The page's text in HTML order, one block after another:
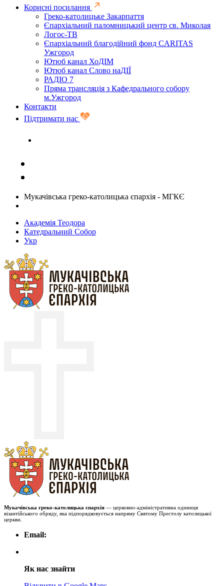
Корисні посилання
Греко-католицьке Закарпаття
Єпархіальний паломницький центр св. Миколая
Логос-ТВ
Єпархіальний благодійний фонд CARITAS
Ужгород
Ютюб канал ХоДІМ
Ютюб канал Слово наДІЇ
РАДІО 7
Пряма трансляція з Кафедрального собору
м.Ужгород
Контакти
Підтримати нас
Мукачівська греко-католицька єпархія - МГКЄ
Академія Теодора
Катедральний Собор
Укр
Мукачівська греко-католицька єпархія — церковно-адміністративна одиниця
візантійського обряду, яка підпорядковується напряму Святому Престолу католицької
церкви.
Email:
Як нас знайти